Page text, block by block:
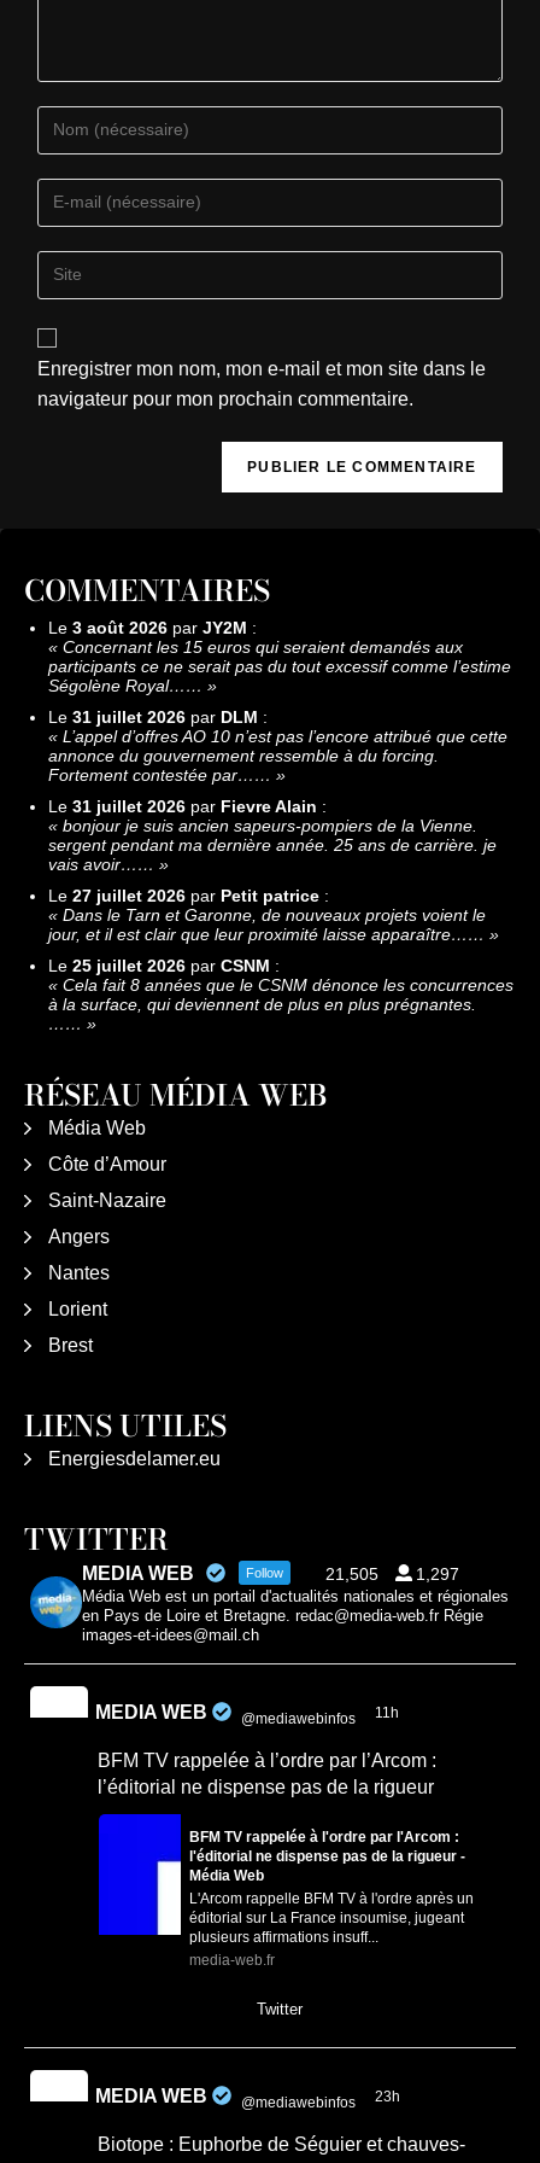
Enregistrer mon nom, mon e-mail et mon site dans le
navigateur pour mon prochain commentaire.
COMMENTAIRES
Le 3 août 2026 par JY2M :
« Concernant les 15 euros qui seraient demandés aux
participants ce ne serait pas du tout excessif comme l’estime
Ségolène Royal…… »
Le 31 juillet 2026 par DLM :
« L’appel d’offres AO 10 n’est pas l’encore attribué que cette
annonce du gouvernement ressemble à du forcing.
Fortement contestée par…… »
Le 31 juillet 2026 par Fievre Alain :
« bonjour je suis ancien sapeurs-pompiers de la Vienne.
sergent pendant ma dernière année. 25 ans de carrière. je
vais avoir…… »
Le 27 juillet 2026 par Petit patrice :
« Dans le Tarn et Garonne, de nouveaux projets voient le
jour, et il est clair que leur proximité laisse apparaître…… »
Le 25 juillet 2026 par CSNM :
« Cela fait 8 années que le CSNM dénonce les concurrences
à la surface, qui deviennent de plus en plus prégnantes.
…… »
RÉSEAU MÉDIA WEB
Média Web
Côte d’Amour
Saint-Nazaire
Angers
Nantes
Lorient
Brest
LIENS UTILES
Energiesdelamer.eu
TWITTER
MEDIA WEB Follow 21,505 1,297
Média Web est un portail d'actualités nationales et régionales
en Pays de Loire et Bretagne. redac@media-web.fr Régie
images-et-idees@mail.ch
MEDIA WEB @mediawebinfos 11h
BFM TV rappelée à l’ordre par l’Arcom :
l’éditorial ne dispense pas de la rigueur
BFM TV rappelée à l'ordre par l'Arcom :
l'éditorial ne dispense pas de la rigueur -
Média Web
L'Arcom rappelle BFM TV à l'ordre après un
éditorial sur La France insoumise, jugeant
plusieurs affirmations insuff...
media-web.fr
Twitter
MEDIA WEB @mediawebinfos 23h
Biotope : Euphorbe de Séguier et chauves-